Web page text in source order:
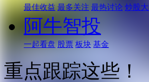
最佳收益 最多关注 最热讨论 炒股
阿牛智投
一起看盘 股票 板块 基金
重点跟踪这些！